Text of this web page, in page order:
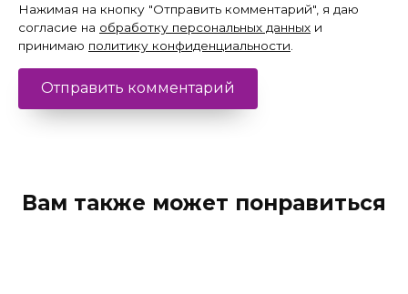
Нажимая на кнопку "Отправить комментарий", я даю
согласие на обработку персональных данных и
принимаю политику конфиденциальности
Вам также может понравиться